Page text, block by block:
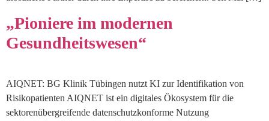
„Pioniere im modernen
Gesundheitswesen“
AIQNET: BG Klinik Tübingen nutzt KI zur Identifikation von
Risikopatienten AIQNET ist ein digitales Ökosystem für die
sektorenübergreifende datenschutzkonforme Nutzung